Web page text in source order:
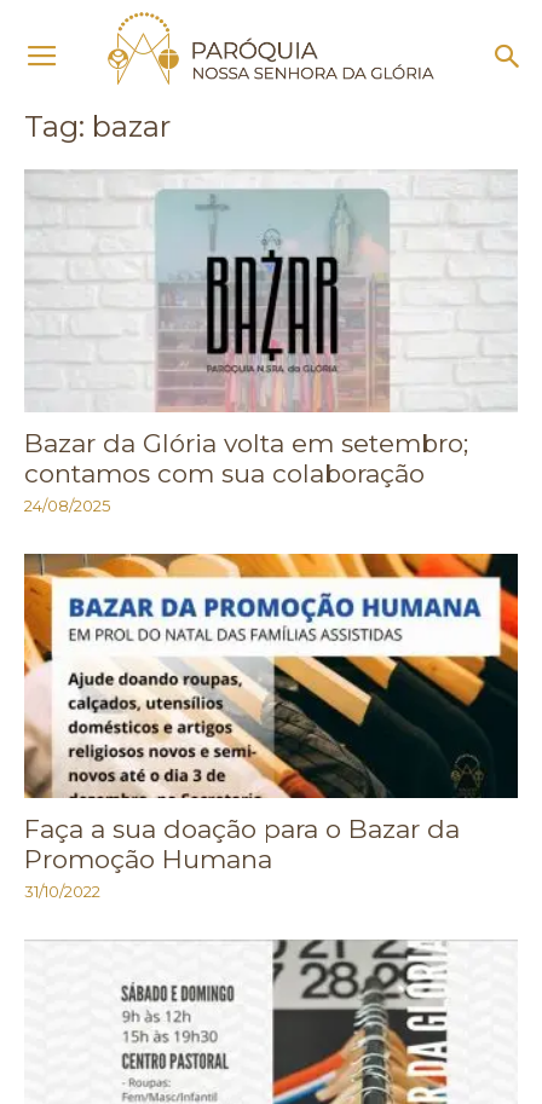
Bazar
Tag: bazar
Bazar da Glória volta em setembro;
contamos com sua colaboração
24/08/2025
Faça a sua doação para o Bazar da
Promoção Humana
31/10/2022